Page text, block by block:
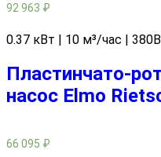
92 963 ₽
0.37 кВт | 10 м³/час | 380В
Пластинчато-
насос Elmo
66 095 ₽